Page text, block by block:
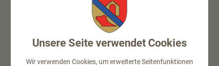
Auf Google Maps anzeigen
Unsere Seite verwendet Cookies
Wir verwenden Cookies, um erweiterte Seitenfunktionen